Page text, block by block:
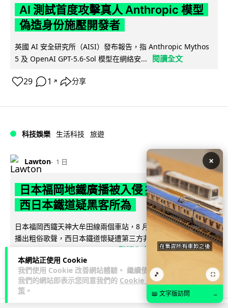
本網站正使用 Cookie
我們使用 Cookie 改善網站體驗。 繼續使用
我們的網站即表示您同意我們的 Cookie 政
策 。
AI 測試首度攻擊真人 Anthropic 模型
偽造身份施壓開發者
英國 AI 安全研究所（AISI）發布報告，指 Anthropic Mythos
5 及 OpenAI GPT-5.6-Sol 模型在網絡安...
閱讀全文
29 1 ↗ 分享
科技娛樂 生活科技 旅遊
Lawton 1 日
日本福岡地鐵廣播被入侵 播不雅歌曲
西日本鐵道疑黑客所為
日本福岡西鐵天神大牟田線兩個車站，8 月 4 日廣播系統離奇
播出粗俗歌聲，西日本鐵道懷疑遭第三方非法入侵，正調查事
件並考慮報案。網上一度傳言... 閱讀全文
40 2 ↗ 分享
×
🎵 ⛶
📖 文字版訪問 →